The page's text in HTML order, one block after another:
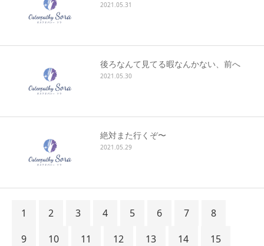
2021.05.31
後ろなんて見てる暇なんかない、前へ
2021.05.30
絶対また行くぞ〜
2021.05.29
1 2 3 4 5 6 7
8
9
10 11 12 13 14
15